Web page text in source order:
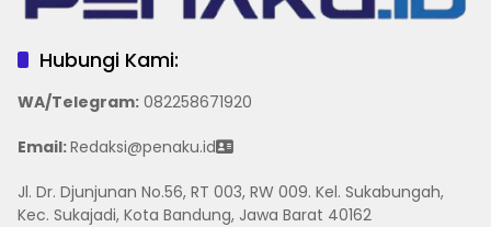
Hubungi Kami:
WA/Telegram: 082258671920
Email:Redaksi@penaku.id
Jl. Dr. Djunjunan No.56, RT 003, RW 009. Kel. Sukabungah,
Kec. Sukajadi, Kota Bandung, Jawa Barat 40162